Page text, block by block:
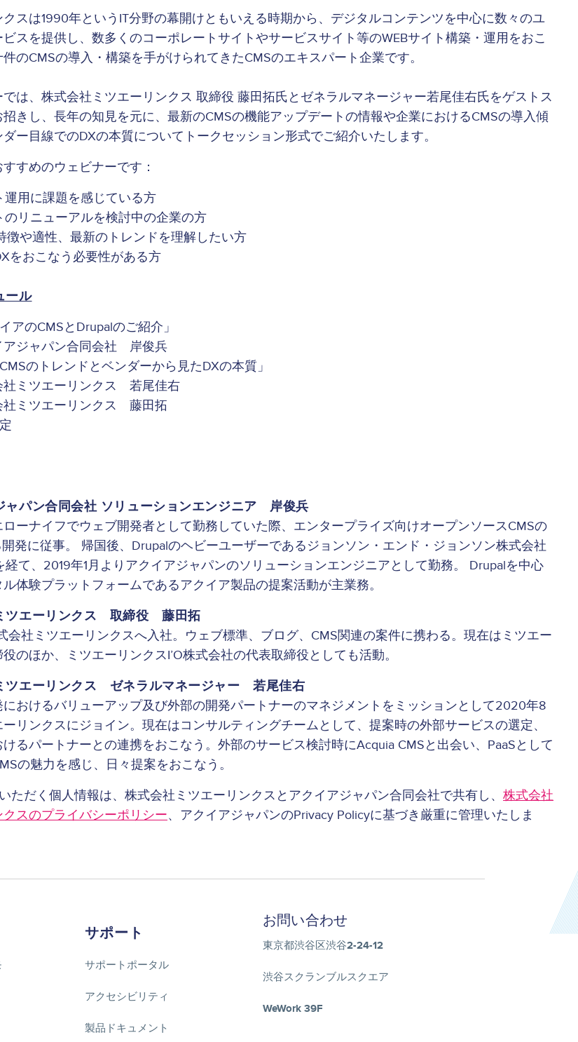
クスは1990年というIT分野の幕開けともいえる時期から、デジタルコンテンツを中心に数々のユ
スを提供し、数多くのコーポレートサイトやサービスサイト等のWEBサイト構築・運用をおこ
のCMSの導入・構築を手がけられてきたCMSのエキスパート企業です。
は、株式会社ミツエーリンクス 取締役 藤田拓氏とゼネラルマネージャー若尾佳右氏をゲストス
招きし、長年の知見を元に、最新のCMSの機能アップデートの情報や企業におけるCMSの導入傾
ー目線でのDXの本質についてトークセッション形式でご紹介いたします。
すめのウェビナーです：
運用に課題を感じている方
のリニューアルを検討中の企業の方
徴や適性、最新のトレンドを理解したい方
をおこなう必要性がある方
ール
アのCMSとDrupalのご紹介」
ャパン合同会社 岸俊兵
のトレンドとベンダーから見たDXの本質」
ツエーリンクス 若尾佳右
ツエーリンクス 藤田拓
ャパン合同会社 ソリューションエンジニア 岸俊兵
ローナイフでウェブ開発者として勤務していた際、エンタープライズ向けオープンソースCMSの
発に従事。 帰国後、Drupalのヘビーユーザーであるジョンソン・エンド・ジョンソン株式会社
経て、2019年1月よりアクイアジャパンのソリューションエンジニアとして勤務。 Drupalを中心
体験プラットフォームであるアクイア製品の提案活動が主業務。
ツエーリンクス 取締役 藤田拓
会社ミツエーリンクスへ入社。ウェブ標準、ブログ、CMS関連の案件に携わる。現在はミツエー
のほか、ミツエーリンクスI’O株式会社の代表取締役としても活動。
ツエーリンクス ゼネラルマネージャー 若尾佳右
におけるバリューアップ及び外部の開発パートナーのマネジメントをミッションとして2020年8
ーリンクスにジョイン。現在はコンサルティングチームとして、提案時の外部サービスの選定、
るパートナーとの連携をおこなう。外部のサービス検討時にAcquia CMSと出会い、PaaSとして
の魅力を感じ、日々提案をおこなう。
ただく個人情報は、株式会社ミツエーリンクスとアクイアジャパン合同会社で共有し、 株式会社
クスのプライバシーポリシー、アクイアジャパンのPrivacy Policyに基づき厳重に管理いたしま
サポート
サポートポータル
アクセシビリティ
製品ドキュメント
お問い合わせ
東京都渋谷区渋谷2-24-12
渋谷スクランブルスクエア
WeWork 39F